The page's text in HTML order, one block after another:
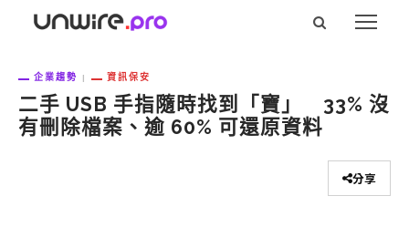
企業趨勢 資訊保安
二手 USB 手指隨時找到「寶」 33% 沒
有刪除檔案、逾 60% 可還原資料
分享